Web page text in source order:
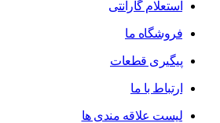
استعلام گارانتی
فروشگاه ما
پیگیری قطعات
ارتباط با ما
لیست علاقه مندی ها